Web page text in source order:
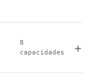
8
capacidades